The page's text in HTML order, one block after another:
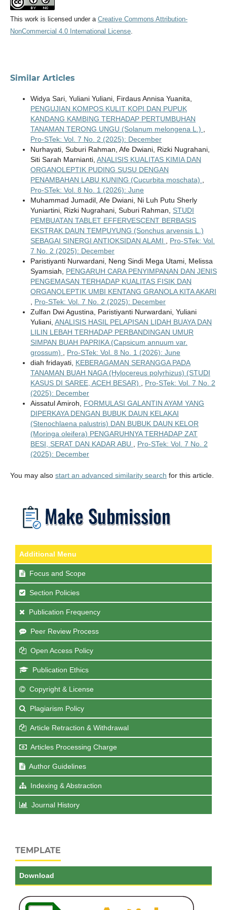
This work is licensed under a Creative Commons Attribution-
NonCommercial 4.0 International License.
Similar Articles
Widya Sari, Yuliani Yuliani, Firdaus Annisa Yuanita,
PENGUJIAN KOMPOS KULIT KOPI DAN PUPUK
KANDANG KAMBING TERHADAP PERTUMBUHAN
TANAMAN TERONG UNGU (Solanum melongena L.)
Pro-STek: Vol. 7 No. 2 (2025): December
Nurhayati, Suburi Rahman, Afe Dwiani, Rizki Nugrahani,
Siti Sarah Marnianti, ANALISIS KUALITAS KIMIA DAN
ORGANOLEPTIK PUDING SUSU DENGAN
PENAMBAHAN LABU KUNING (Cucurbita moschata)
Pro-STek: Vol. 8 No. 1 (2026): June
Muhammad Jumadil, Afe Dwiani, Ni Luh Putu Sherly
Yuniartini, Rizki Nugrahani, Suburi Rahman, STUDI
PEMBUATAN TABLET EFFERVESCENT BERBASIS
EKSTRAK DAUN TEMPUYUNG (Sonchus arvensis L.)
SEBAGAI SINERGI ANTIOKSIDAN ALAMI
Pro-STek: Vol.
7 No. 2 (2025): December
Paristiyanti Nurwardani, Neng Sindi Mega Utami, Melissa
Syamsiah, PENGARUH CARA PENYIMPANAN DAN JENIS
PENGEMASAN TERHADAP KUALITAS FISIK DAN
ORGANOLEPTIK UMBI KENTANG GRANOLA KITA AKARI
Pro-STek: Vol. 7 No. 2 (2025): December
Zulfan Dwi Agustina, Paristiyanti Nurwardani, Yuliani
Yuliani, ANALISIS HASIL PELAPISAN LIDAH BUAYA DAN
LILIN LEBAH TERHADAP PERBANDINGAN UMUR
SIMPAN BUAH PAPRIKA (Capsicum annuum var.
grossum)
Pro-STek: Vol. 8 No. 1 (2026): June
diah fridayati, KEBERAGAMAN SERANGGA PADA
TANAMAN BUAH NAGA (Hylocereus polyrhizus) (STUDI
KASUS DI SAREE, ACEH BESAR)
Pro-STek: Vol. 7 No. 2
(2025): December
Aissatul Amiroh, FORMULASI GALANTIN AYAM YANG
DIPERKAYA DENGAN BUBUK DAUN KELAKAI
(Stenochlaena palustris) DAN BUBUK DAUN KELOR
(Moringa oleifera) PENGARUHNYA TERHADAP ZAT
BESI, SERAT DAN KADAR ABU
Pro-STek: Vol. 7 No. 2
(2025): December
You may also start an advanced similarity search for this article.
Additional Menu
Focus and Scope
Section Policies
Publication Frequency
Peer Review Process
Open Access Policy
Publication Ethics
Copyright & License
Plagiarism Policy
Article Retraction & Withdrawal
Articles Processing Charge
Author Guidelines
Indexing & Abstraction
Journal History
TEMPLATE
Download